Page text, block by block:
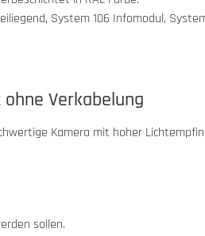
System 106 Infomodul,
Verkabelung
Kamera mit hoher
sollen.